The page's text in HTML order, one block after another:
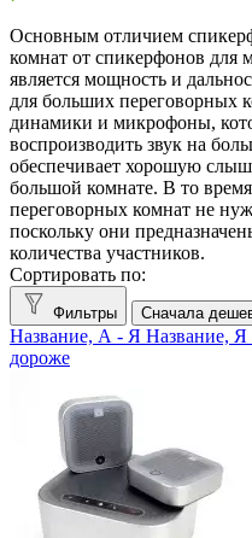
Товары со скидкой
Рекомендованные бренды
clevermic BKR
Клеверкам 0
Клевермик 3
Труконф
Все производители
CleverMic 3
Jabra
Sennheiser
Snom
TrueConf
Yamaha 1
Основным отличием
комнат от спикерфонов для
является мощность и
для больших переговорных
динамики и микрофоны,
воспроизводить звук на
обеспечивает хорошую
большой комнате. В то
переговорных комнат не
поскольку они
количества участников.
Сортировать по:
Фильтры Сначала
Название, А - Я Название,
дороже